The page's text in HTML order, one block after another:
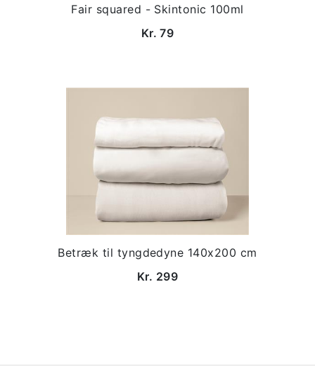
Fair squared - Skintonic 100ml
Kr. 79
Betræk til tyngdedyne 140x200 cm
Kr. 299